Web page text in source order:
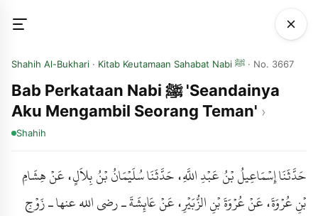
Shahih Al-Bukhari · Kitab Keutamaan Sahabat Nabi ﷺ · No. 3667
Bab Perkataan Nabi ﷺ 'Seandainya
Aku Mengambil Seorang Teman'
Shahih
حَدَّثَنَا إِسْمَاعِيلُ بْنُ عَبْدِ اللَّهِ، حَدَّثَنَا سُلَيْمَانُ بْنُ بِلاَلٍ، عَنْ هِشَامِ
بْنِ عُرْوَةَ، عَنْ عُرْوَةَ بْنِ الزُّبَيْرِ، عَنْ عَائِشَةَ ـ رضى الله عنها ـ زَوْجِ